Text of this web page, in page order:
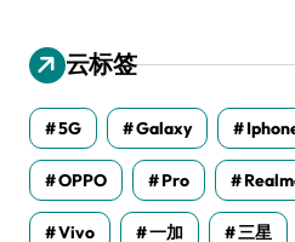
云标签
5G Galaxy
OPPO Pro
Vivo 一加 三星